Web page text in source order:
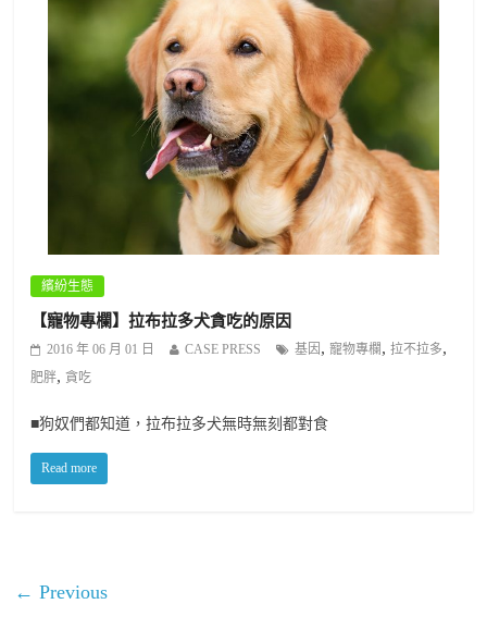
繽紛生態
【寵物專欄】拉布拉多犬貪吃的原因
2016 年 06 月 01 日 CASE PRESS 基因 ,寵物專欄 ,拉不拉多,
肥胖,貪吃
■狗奴們都知道，拉布拉多犬無時無刻都對食
Read more
← Previous